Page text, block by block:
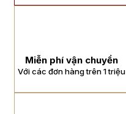
Miễn phí vận chuyển
Với các đơn hàng trên 1 triệu